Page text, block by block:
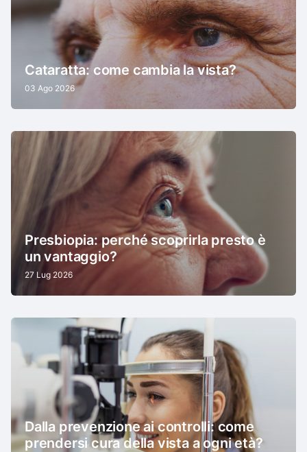
Cataratta: come cambia la vista?
03 Ago 2026
Presbiopia: perché scoprirla presto è
un vantaggio?
27 Lug 2026
Dalla prevenzione ai controlli: come
prendersi cura della vista a ogni età?